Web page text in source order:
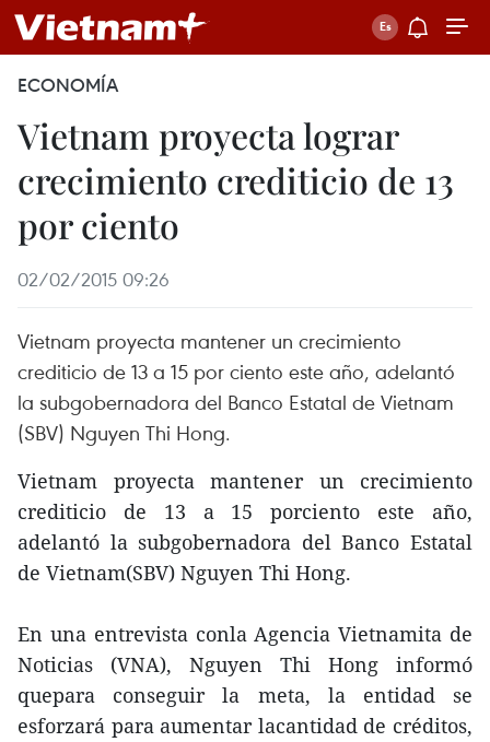
ECONOMÍA
Vietnam proyecta lograr
crecimiento crediticio de 13
por ciento
02/02/2015 09:26
Vietnam proyecta mantener un crecimiento
crediticio de 13 a 15 por ciento este año, adelantó
la subgobernadora del Banco Estatal de Vietnam
(SBV) Nguyen Thi Hong.
Vietnam proyecta mantener un crecimiento
crediticio de 13 a 15 porciento este año,
adelantó la subgobernadora del Banco Estatal
de Vietnam(SBV) Nguyen Thi Hong.
En una entrevista conla Agencia Vietnamita de
Noticias (VNA), Nguyen Thi Hong informó
quepara conseguir la meta, la entidad se
esforzará para aumentar lacantidad de créditos,